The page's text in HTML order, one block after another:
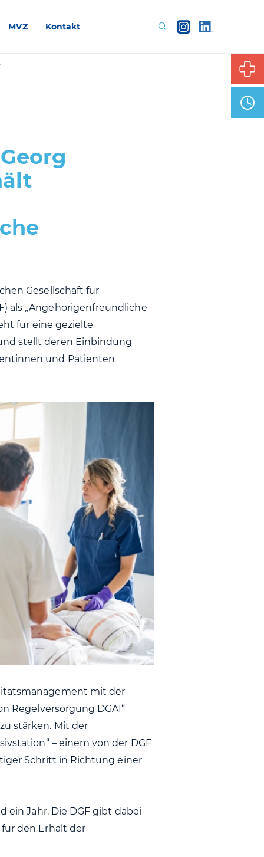
MVZ Kontakt
Gesellschaft für
als „Angehörigenfreundliche
für eine gezielte
stellt deren Einbindung
und Patienten
mit der
Regelversorgung DGAI“
stärken. Mit der
– einem von der DGF
Schritt in Richtung einer
ein Jahr. Die DGF gibt dabei
den Erhalt der